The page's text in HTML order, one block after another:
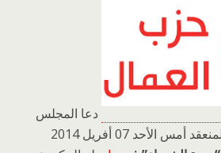
دعا المجلس
الوطني لحزب العمّال المنعقد أمس الأحد 07 أفريل 2014